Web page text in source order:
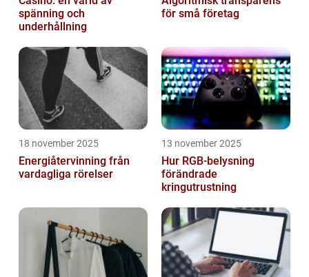
spänning och
underhållning
för små företag
18 november 2025
Energiåtervinning från
vardagliga rörelser
13 november 2025
Hur RGB-belysning
förändrade
kringutrustning